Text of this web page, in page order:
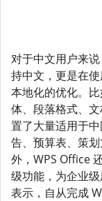
对于中文用户来
持中文，更是在
本地化的优化。
体、段落格式、
置了大量适用于
告、预算表、策
外，WPS Office
级功能，为企业
表示，自从完成